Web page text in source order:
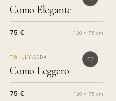
Como Elegante
75 € 120 x 7,5 cm
MADE IN COMO
TWILLY /SEDA
Como Leggero
75 € 120 x 7,5 cm